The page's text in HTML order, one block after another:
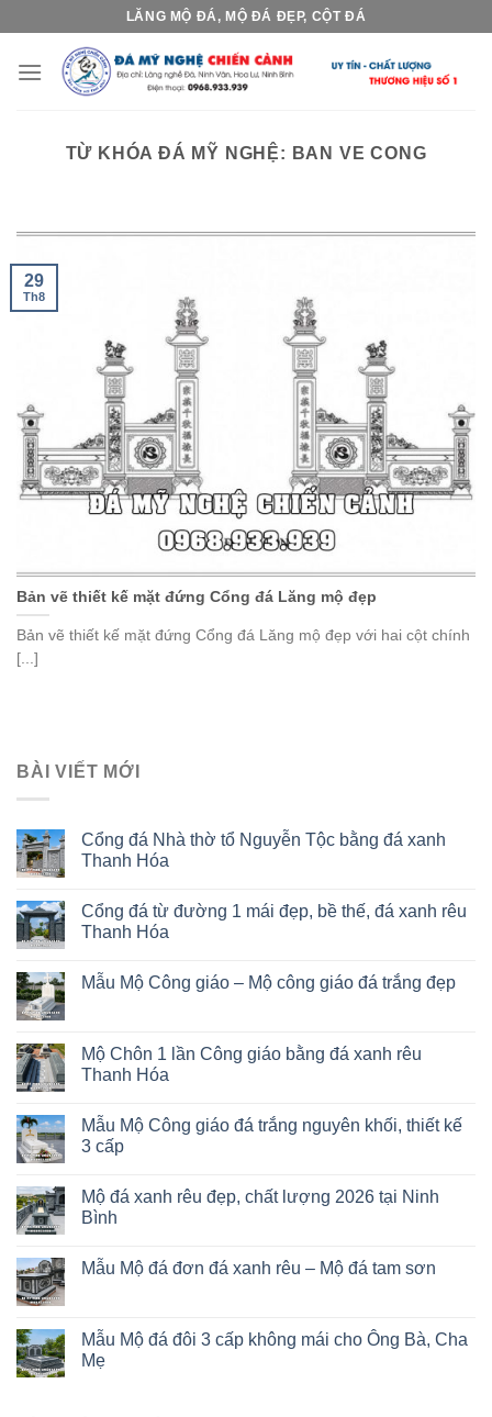
content
LĂNG MỘ ĐÁ, MỘ ĐÁ ĐẸP, CỘT ĐÁ
TỪ KHÓA ĐÁ MỸ NGHỆ: BAN VE CONG
Bản vẽ thiết kế mặt đứng Cổng đá Lăng mộ đẹp
Bản vẽ thiết kế mặt đứng Cổng đá Lăng mộ đẹp với hai cột chính
[...]
29
Th8
BÀI VIẾT MỚI
Cổng đá Nhà thờ tổ Nguyễn Tộc bằng đá xanh
Thanh Hóa
Cổng đá từ đường 1 mái đẹp, bề thế, đá xanh rêu
Thanh Hóa
Mẫu Mộ Công giáo – Mộ công giáo đá trắng đẹp
Mộ Chôn 1 lần Công giáo bằng đá xanh rêu
Thanh Hóa
Mẫu Mộ Công giáo đá trắng nguyên khối, thiết kế
3 cấp
Mộ đá xanh rêu đẹp, chất lượng 2026 tại Ninh
Bình
Mẫu Mộ đá đơn đá xanh rêu – Mộ đá tam sơn
Mẫu Mộ đá đôi 3 cấp không mái cho Ông Bà, Cha
Mẹ